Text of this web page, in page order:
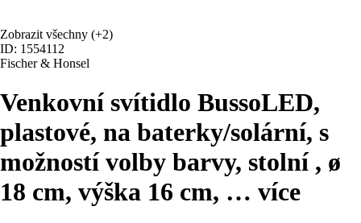
Zobrazit všechny (+2)
ID: 1554112
Fischer & Honsel
Venkovní svítidlo BussoLED,
plastové, na baterky/solární, s
možností volby barvy, stolní , ø
18 cm, výška 16 cm, … více